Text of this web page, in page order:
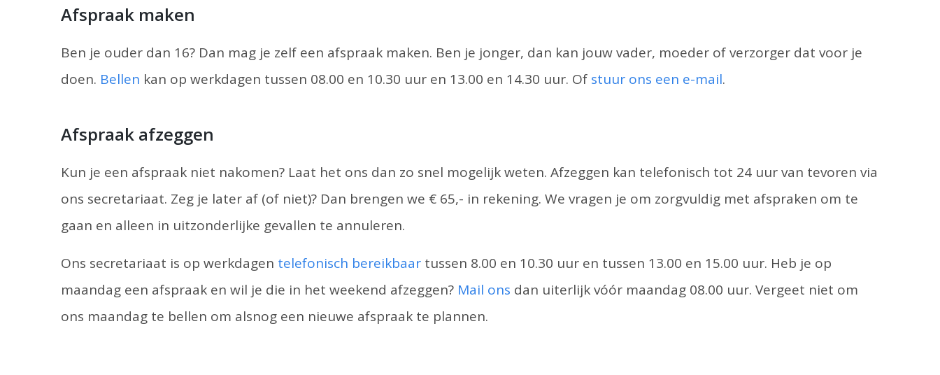
Afspraak maken
Ben je ouder dan 16? Dan mag je zelf een afspraak maken. Ben je jonger, dan kan jouw vader, moeder of verzorger dat voor je
doen. Bellen kan op werkdagen tussen 08.00 en 10.30 uur en 13.00 en 14.30 uur. Of stuur ons een e-mail.
Afspraak afzeggen
Kun je een afspraak niet nakomen? Laat het ons dan zo snel mogelijk weten. Afzeggen kan telefonisch tot 24 uur van tevoren via
ons secretariaat. Zeg je later af (of niet)? Dan brengen we € 65,- in rekening. We vragen je om zorgvuldig met afspraken om te
gaan en alleen in uitzonderlijke gevallen te annuleren.
Ons secretariaat is op werkdagen telefonisch bereikbaar tussen 8.00 en 10.30 uur en tussen 13.00 en 15.00 uur. Heb je op
maandag een afspraak en wil je die in het weekend afzeggen? Mail ons dan uiterlijk vóór maandag 08.00 uur. Vergeet niet om
ons maandag te bellen om alsnog een nieuwe afspraak te plannen.